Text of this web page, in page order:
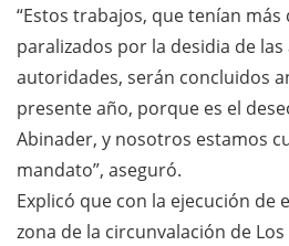
“Estos trabajos, que tenían más
paralizados por la desidia de
autoridades, serán concluidos
presente año, porque es el
Abinader, y nosotros estamos
mandato”, aseguró.
Explicó que con la ejecución de
zona de la circunvalación de